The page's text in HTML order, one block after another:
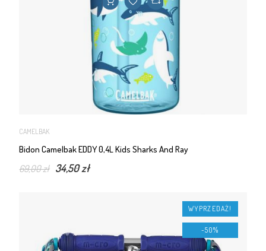
CAMELBAK
Bidon Camelbak EDDY 0,4L Kids Sharks And Ray
69,00 zł 34,50 zł
WYPRZEDAŻ!
-50%